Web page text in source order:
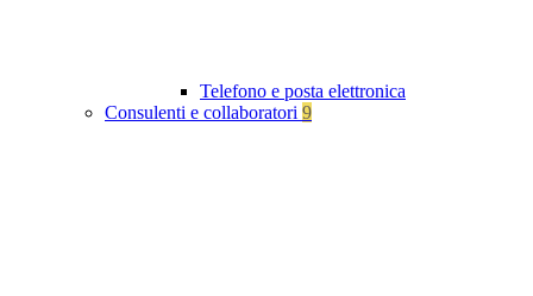
Telefono e posta elettronica
Consulenti e collaboratori 9